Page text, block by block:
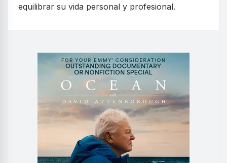
equilibrar su vida personal y profesional.